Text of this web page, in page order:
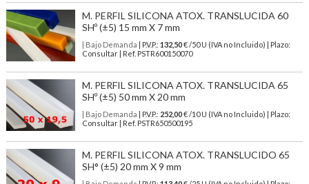
M. PERFIL SILICONA ATOX. TRANSLUCIDA 60
SHº (±5) 15 mm X 7 mm
| Bajo Demanda | P.V.P.: 132,50€ /50 U (IVA no Incluido) | Plazo:
Consultar | Ref. PSTR600150070
M. PERFIL SILICONA ATOX. TRANSLUCIDA 65
SHº (±5) 50 mm X 20 mm
| Bajo Demanda | P.V.P.: 252,00€ /10 U (IVA no Incluido) | Plazo:
Consultar | Ref. PSTR650500195
M. PERFIL SILICONA ATOX. TRANSLUCIDO 65
SH° (±5) 20 mm X 9 mm